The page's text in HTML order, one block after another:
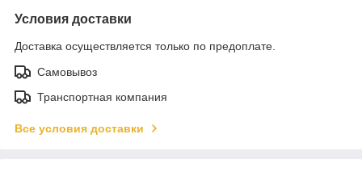
Условия доставки
Доставка осуществляется только по предоплате.
Самовывоз
Транспортная компания
Все условия доставки